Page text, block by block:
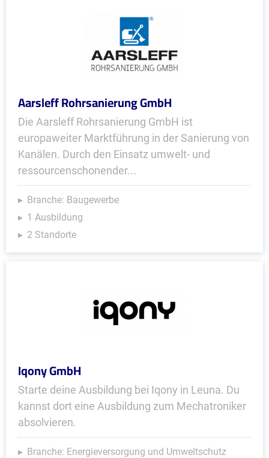
Aarsleff Rohrsanierung GmbH
Die Aarsleff Rohrsanierung GmbH ist
europaweiter Marktführung in der Sanierung von
Kanälen. Durch den Einsatz umwelt- und
ressourcenschonender...
Branche: Baugewerbe
1 Ausbildung
2 Standorte
Iqony GmbH
Starte deine Ausbildung bei Iqony in Leuna. Du
kannst dort eine Ausbildung zum Mechatroniker
absolvieren.
Branche: Energieversorgung und Umweltschutz